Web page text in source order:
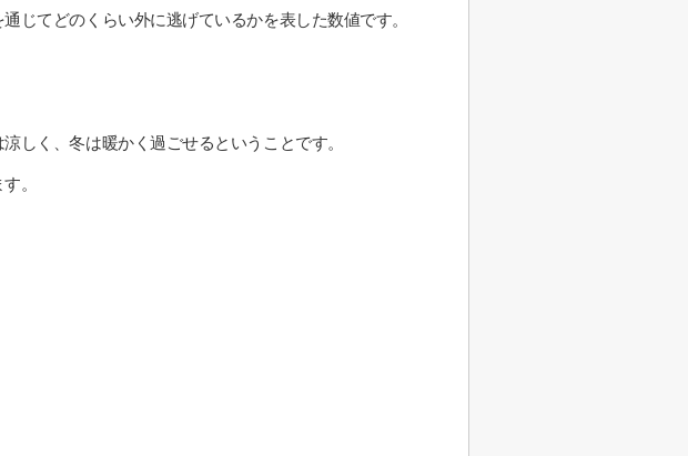
じてどのくらい外に逃げているかを表した数値です。
しく、冬は暖かく過ごせるということです。
。